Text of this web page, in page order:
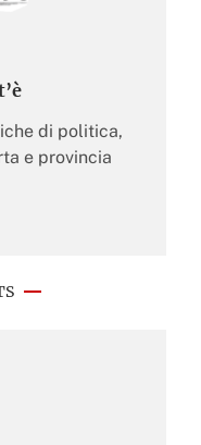
di politica,
e provincia